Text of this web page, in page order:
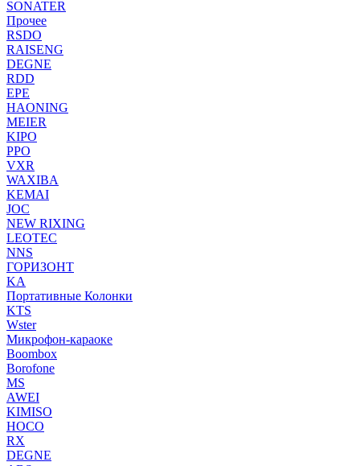
SONATER
Прочее
RSDO
RAISENG
DEGNE
RDD
EPE
HAONING
MEIER
KIPO
PPO
VXR
WAXIBA
KEMAI
JOC
NEW RIXING
LEOTEC
NNS
ГОРИЗОНТ
KA
Портативные Колонки
KTS
Wster
Микрофон-караоке
Boombox
Borofone
MS
AWEI
KIMISO
HOCO
RX
DEGNE